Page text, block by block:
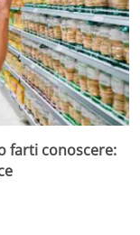
farti conoscere: